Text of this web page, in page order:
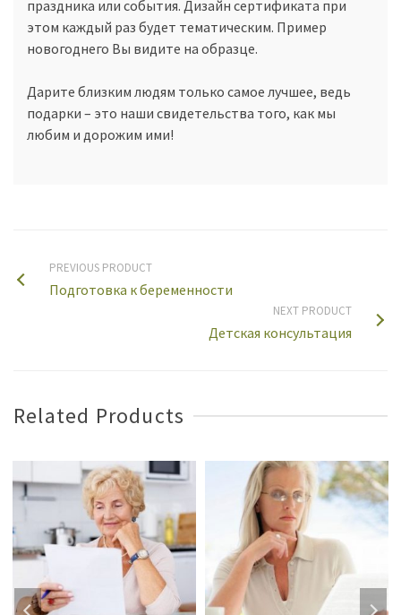
праздника или события. Дизайн сертификата при
этом каждый раз будет тематическим. Пример
новогоднего Вы видите на образце.
Дарите близким людям только самое лучшее, ведь
подарки – это наши свидетельства того, как мы
любим и дорожим ими!
PREVIOUS PRODUCT
Подготовка к беременности
NEXT PRODUCT
Детская консультация
Related Products